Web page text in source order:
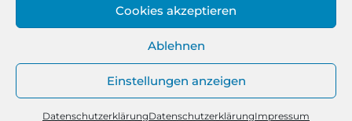
Cookies akzeptieren
Ablehnen
Einstellungen anzeigen
DatenschutzerklärungDatenschutzerklärungImpressum
SCHWIMMBAD/Whirlpool/Sauna-
Infrarotkabinen SERVICE &
TECHNIK
In Bayern, Oberösterreich, Niederösterreich,